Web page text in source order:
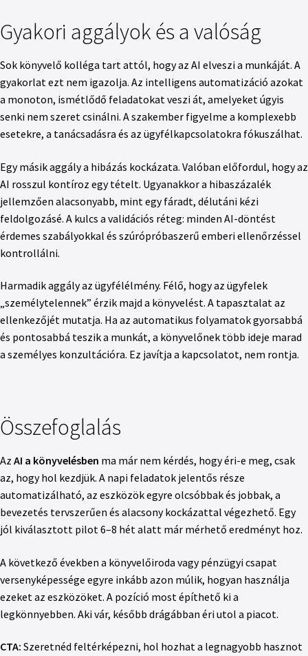
Gyakori aggályok és a valóság
Sok könyvelő kolléga tart attól, hogy az AI elveszi a munkáját. A
gyakorlat ezt nem igazolja. Az intelligens automatizáció azokat
a monoton, ismétlődő feladatokat veszi át, amelyeket úgyis
senki nem szeret csinálni. A szakember figyelme a komplexebb
esetekre, a tanácsadásra és az ügyfélkapcsolatokra fókuszálhat.
Egy másik aggály a hibázás kockázata. Valóban előfordul, hogy az
AI rosszul kontíroz egy tételt. Ugyanakkor a hibaszázalék
jellemzően alacsonyabb, mint egy fáradt, délutáni kézi
feldolgozásé. A kulcs a validációs réteg: minden AI-döntést
érdemes szabályokkal és szúrópróbaszerű emberi ellenőrzéssel
kontrollálni.
Harmadik aggály az ügyfélélmény. Félő, hogy az ügyfelek
„személytelennek” érzik majd a könyvelést. A tapasztalat az
ellenkezőjét mutatja. Ha az automatikus folyamatok gyorsabbá
és pontosabbá teszik a munkát, a könyvelőnek több ideje marad
a személyes konzultációra. Ez javítja a kapcsolatot, nem rontja.
Összefoglalás
Az AI a könyvelésben ma már nem kérdés, hogy éri-e meg, csak
az, hogy hol kezdjük. A napi feladatok jelentős része
automatizálható, az eszközök egyre olcsóbbak és jobbak, a
bevezetés tervszerűen és alacsony kockázattal végezhető. Egy
jól kiválasztott pilot 6–8 hét alatt már mérhető eredményt hoz.
A következő években a könyvelőiroda vagy pénzügyi csapat
versenyképessége egyre inkább azon múlik, hogyan használja
ezeket az eszközöket. A pozíció most építhető ki a
legkönnyebben. Aki vár, később drágábban éri utol a piacot.
CTA: Szeretnéd feltérképezni, hol hozhat a legnagyobb hasznot